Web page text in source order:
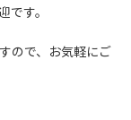
す。
ので、お気軽にご